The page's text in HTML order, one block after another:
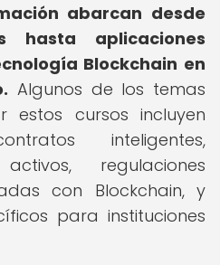
abarcan desde
hasta aplicaciones
Blockchain en
Algunos de los temas
estos cursos incluyen
inteligentes,
regulaciones
con Blockchain, y
para instituciones